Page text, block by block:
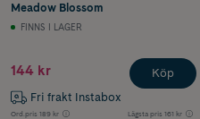
Meadow Blossom
FINNS I LAGER
144 kr
Fri frakt Instabox
Ord.pris 189 kr Lägsta pris 161 kr
Köp